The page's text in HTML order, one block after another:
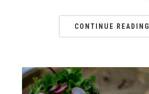
CONTINUE READING